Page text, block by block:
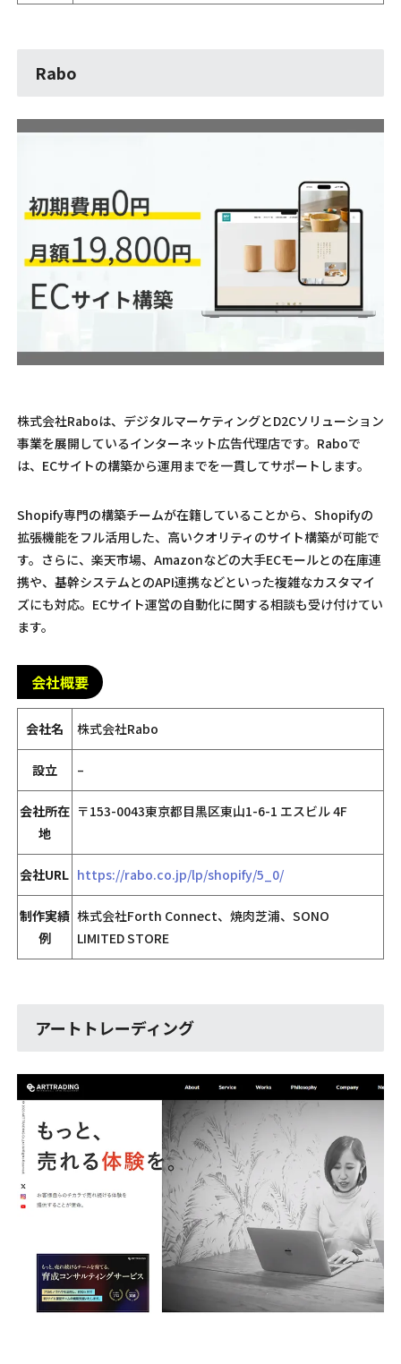
Rabo
株式会社Raboは、デジタルマーケティングとD2Cソリューション
事業を展開しているインターネット広告代理店です。Raboで
は、ECサイトの構築から運用までを一貫してサポートします。
Shopify専門の構築チームが在籍していることから、Shopifyの
拡張機能をフル活用した、高いクオリティのサイト構築が可能で
す。さらに、楽天市場、Amazonなどの大手ECモールとの在庫連
携や、基幹システムとのAPI連携などといった複雑なカスタマイ
ズにも対応。ECサイト運営の自動化に関する相談も受け付けてい
ます。
会社概要
会社名 株式会社Rabo
設立 –
会社所在
地
〒153-0043東京都目黒区東山1-6-1 エスビル 4F
会社URL https://rabo.co.jp/lp/shopify/5_0/
制作実績
例
株式会社Forth Connect、焼肉芝浦、SONO
LIMITED STORE
アートトレーディング